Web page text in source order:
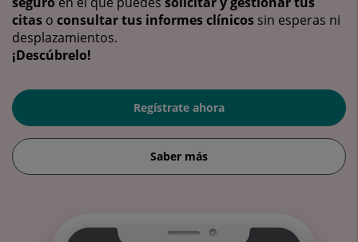
citas o consultar tus informes clínicos sin esperas ni
desplazamientos.
¡Descúbrelo!
Regístrate ahora
Saber más